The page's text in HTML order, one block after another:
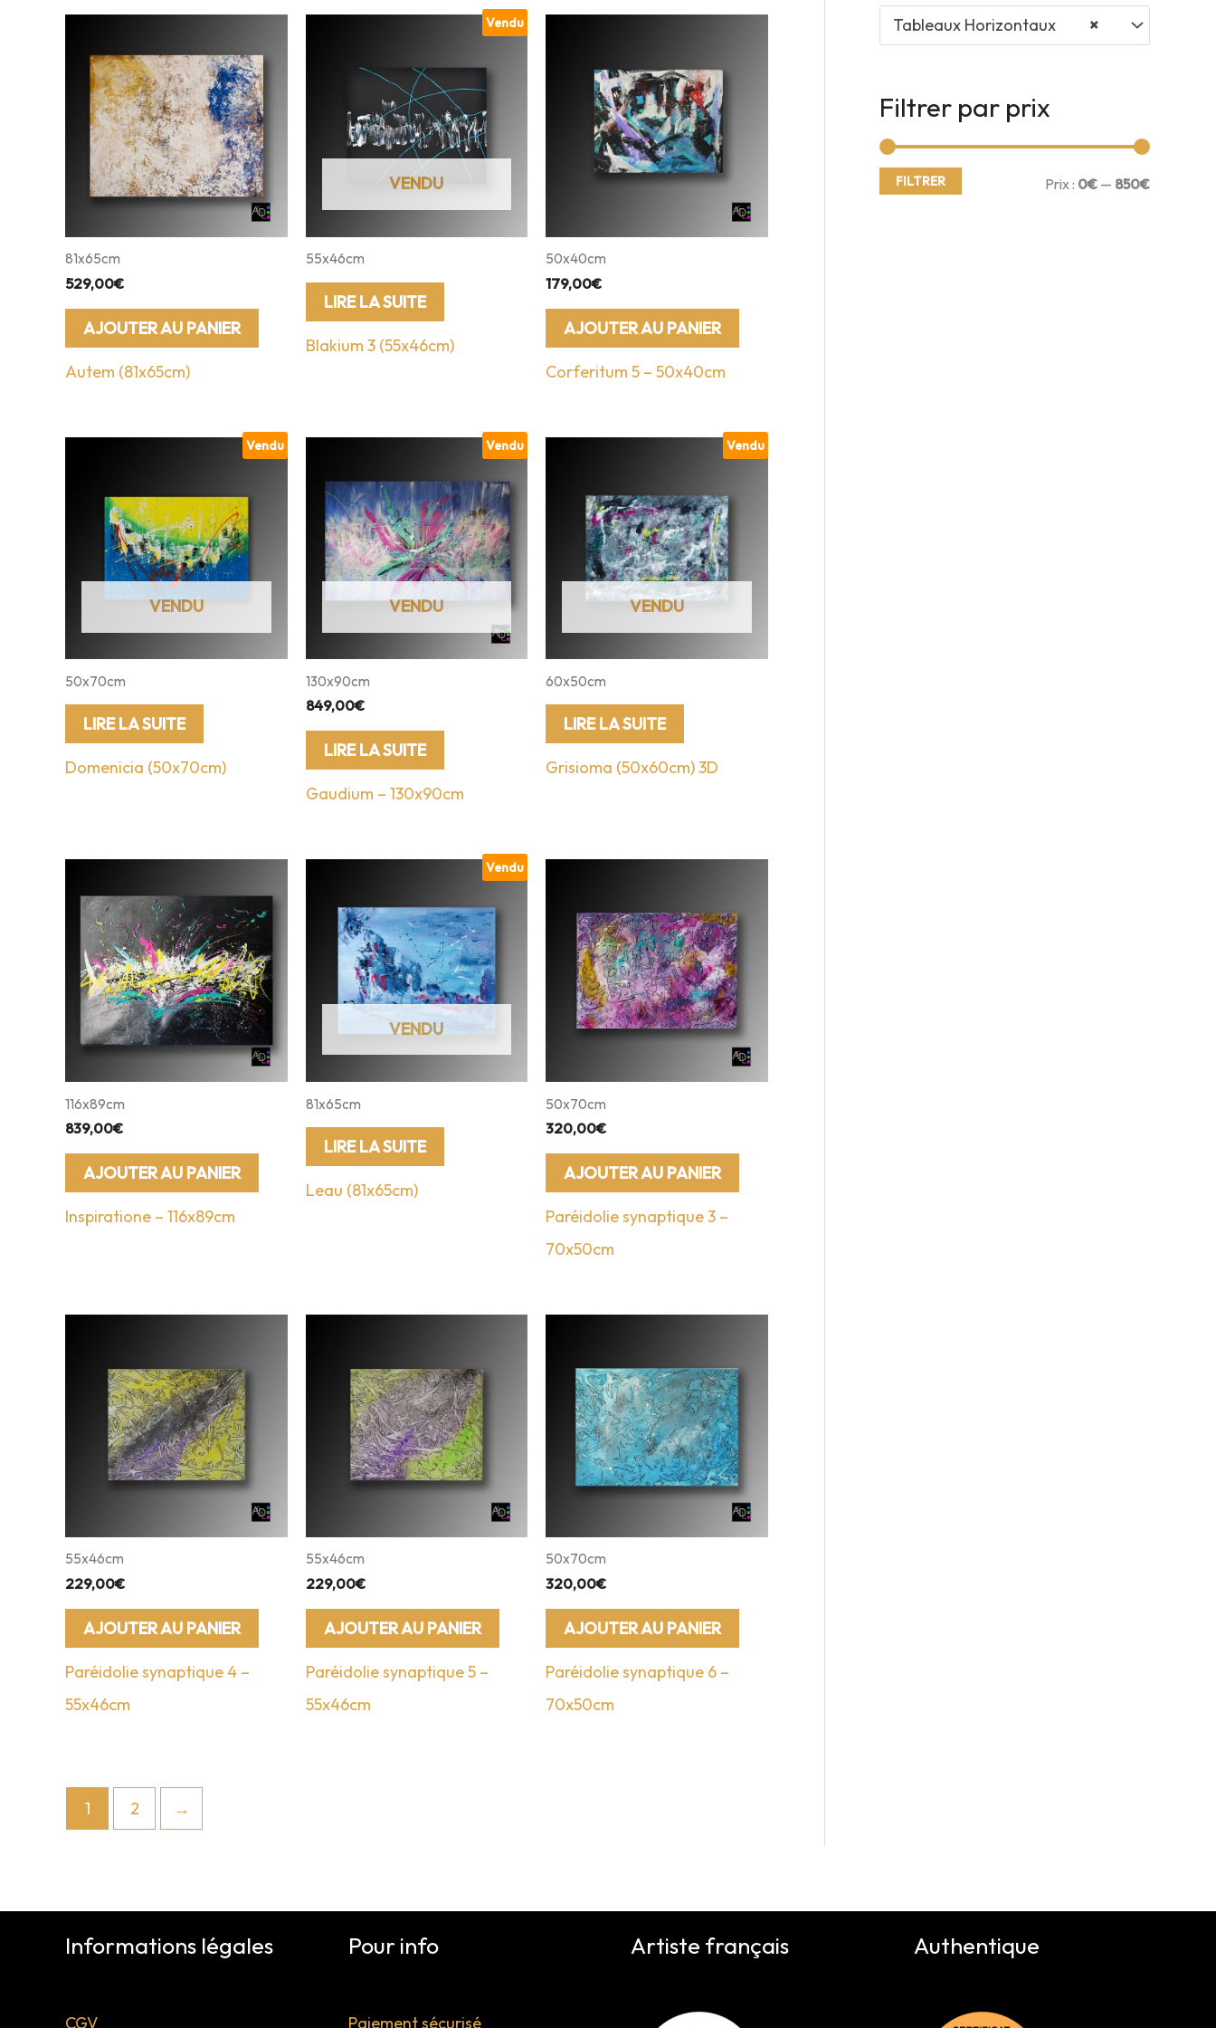
81x65cm
529,00€
AJOUTER AU PANIER
Autem (81x65cm)
Vendu
55x46cm
LIRE LA SUITE
Blakium 3 (55x46cm)
50x40cm
179,00€
AJOUTER AU PANIER
Corferitum 5 – 50x40cm
Vendu
50x70cm
LIRE LA SUITE
Domenicia (50x70cm)
Vendu
130x90cm
849,00€
LIRE LA SUITE
Gaudium – 130x90cm
Vendu
60x50cm
LIRE LA SUITE
Grisioma (50x60cm) 3D
116x89cm
839,00€
AJOUTER AU PANIER
Inspiratione – 116x89cm
Vendu
81x65cm
LIRE LA SUITE
Leau (81x65cm)
50x70cm
320,00€
AJOUTER AU PANIER
Paréidolie synaptique 3 –
70x50cm
55x46cm
229,00€
AJOUTER AU PANIER
Paréidolie synaptique 4 –
55x46cm
55x46cm
229,00€
AJOUTER AU PANIER
Paréidolie synaptique 5 –
55x46cm
50x70cm
320,00€
AJOUTER AU PANIER
Paréidolie synaptique 6 –
70x50cm
1 2 →
e
p
×
Tableaux Horizontaux
Filtrer par prix
PP
FILTRER Prix : 0€ — 850€
Informations légales
CGV
Pour info
Paiement sécurisé
Artiste français Authentique